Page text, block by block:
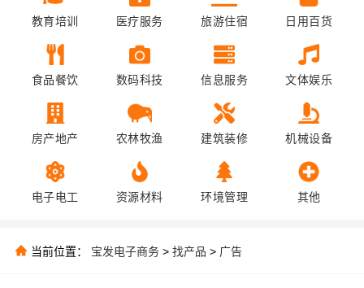
教育培训 医疗服务 旅游住宿 日用百货
食品餐饮 数码科技 信息服务 文体娱乐
房产地产 农林牧渔 建筑装修 机械设备
电子电工 资源材料 环境管理 其他
当前位置： 宝发电子商务 > 找产品 > 广告